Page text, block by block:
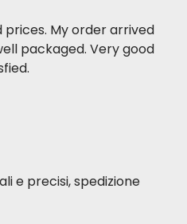
prices. My order arrived
packaged. Very good
e precisi, spedizione